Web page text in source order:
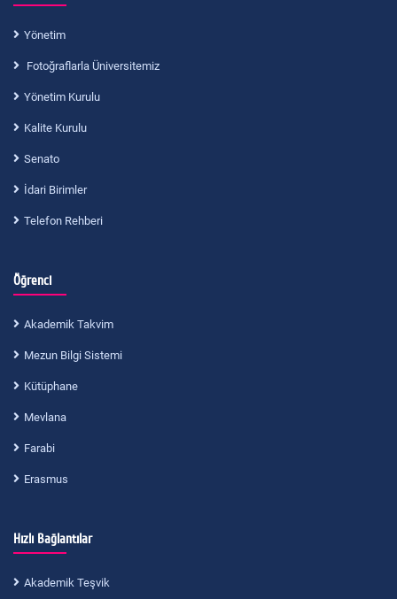
Yönetim
Fotoğraflarla Üniversitemiz
Yönetim Kurulu
Kalite Kurulu
Senato
İdari Birimler
Telefon Rehberi
Öğrenci
Akademik Takvim
Mezun Bilgi Sistemi
Kütüphane
Mevlana
Farabi
Erasmus
Hızlı Bağlantılar
Akademik Teşvik